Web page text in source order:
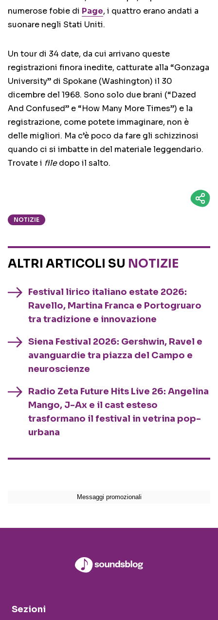
numerose fobie di Page, i quattro erano andati a
suonare negli Stati Uniti.
Un tour di 34 date, da cui arrivano queste
registrazioni finora inedite, catturate alla “Gonzaga
University” di Spokane (Washington) il 30
dicembre del 1968. Sono solo due brani (“Dazed
And Confused” e “How Many More Times”) e la
registrazione, come potete immaginare, non è
delle migliori. Ma c’è poco da fare gli schizzinosi
quando ci si imbatte in del materiale leggendario.
Trovate i filedopo il salto.
NOTIZIE
ALTRI ARTICOLI SU NOTIZIE
Festival lirico italiano estate 2026:
Ravello, Martina Franca e Portogruaro
tra tradizione e innovazione
Siena Festival 2026: Gershwin, Ravel e
avanguardie tra piazza del Campo e
neuroscienze
Radio Zeta Future Hits Live 26: Angelina
Mango, J-Ax e il cast esteso
trasformano il festival in vetrina pop-
urbana
Sezioni